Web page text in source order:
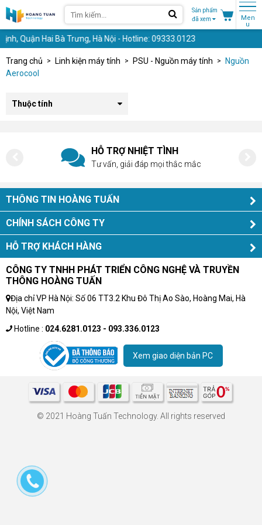
Sản phẩm
đã xem
Men
u
Quận Hai Bà Trưng, Hà Nội - Hotline: 09333.0123
Trang chủ Linh kiện máy tính PSU - Nguồn máy tính
Nguồn
Aerocool
Thuộc tính
HỖ TRỢ NHIỆT TÌNH
Tư vấn, giải đáp mọi thắc mắc
THÔNG TIN HOÀNG TUẤN
CHÍNH SÁCH CÔNG TY
HỖ TRỢ KHÁCH HÀNG
CÔNG TY TNHH PHÁT TRIỂN CÔNG NGHỆ VÀ TRUYỀN
THÔNG HOÀNG TUẤN
Địa chỉ VP Hà Nội: Số 06 TT3.2 Khu Đô Thị Ao Sào, Hoàng Mai, Hà
Nội, Việt Nam
Hotline : 024.6281.0123 - 093.336.0123
Xem giao diện bản PC
© 2021 Hoàng Tuấn Technology. All rights reserved